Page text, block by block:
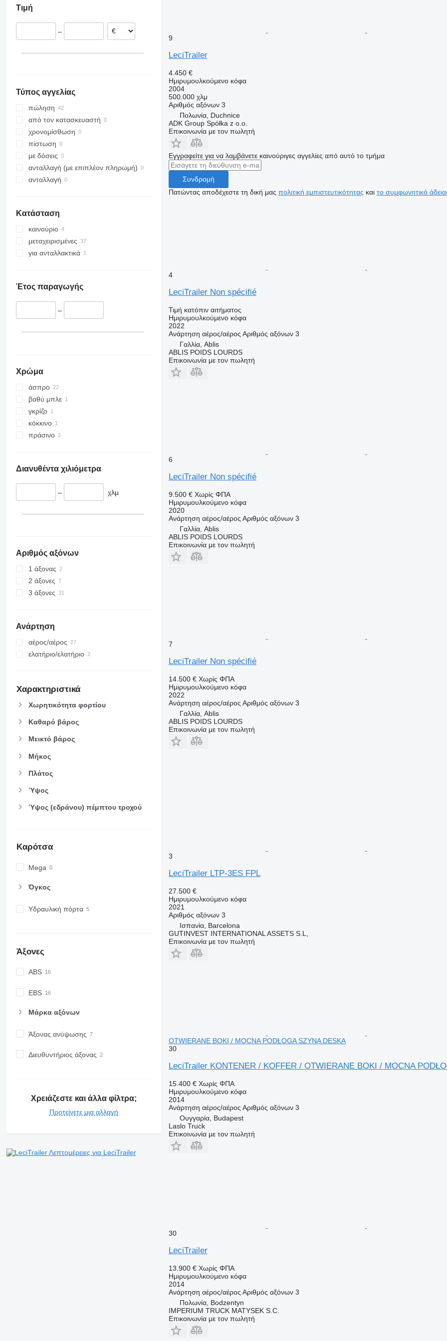
Ρουμανία
Ισπανία
Τιμή
–
Τύπος αγγελίας
πώληση
από τον κατασκευαστή
χρονομίσθωση
πίστωση
με δόσεις
ανταλλαγή (με επιπλέον πληρωμή)
ανταλλαγή
Κατάσταση
καινούριο
μεταχειρισμένες
για ανταλλακτικά
Έτος παραγωγής
–
Χρώμα
άσπρο
βαθύ μπλε
γκρίζο
κόκκινο
πράσινο
Διανυθέντα χιλιόμετρα
– χλμ
Αριθμός αξόνων
1 άξονας
2 άξονες
3 άξονες
Ανάρτηση
αέρος/αέρος
ελατήριο/ελατήριο
Χαρακτηριστικά
Χωρητικότητα φορτίου
Καθαρό βάρος
Μεικτό βάρος
Μήκος
Πλάτος
Ύψος
Ύψος (εδράνου) πέμπτου τροχού
Καρότσα
Mega
Όγκος
Υδραυλική πόρτα
Άξονες
ABS
EBS
Μάρκα αξόνων
Άξονας ανύψωσης
Διευθυντήριος άξονας
Χρειάζεστε και άλλα φίλτρα;
Προτείνετε μια αλλαγή
Λεπτομέρειες για LeciTrailer
9
LeciTrailer
4.450 €
Ημιρυμουλκούμενο κόφα
2004
500.000 χλμ
Αριθμός αξόνων 3
Πολωνία, Duchnice
ADK Group Spółka z o.o.
Επικοινωνία με τον πωλητή
Εγγραφείτε για να λαμβάνετε καινούριγες αγγελίες από αυτό το τμήμα
Συνδρομή
Πατώντας αποδέχεστε τη δική μας πολιτική εμπιστευτικότητας και το συμφωνητικό
4
LeciTrailer Non spécifié
Τιμή κατόπιν αιτήματος
Ημιρυμουλκούμενο κόφα
2022
Ανάρτηση αέρος/αέρος Αριθμός αξόνων 3
Γαλλία, Ablis
ABLIS POIDS LOURDS
Επικοινωνία με τον πωλητή
6
LeciTrailer Non spécifié
9.500 € Χωρίς ΦΠΑ
Ημιρυμουλκούμενο κόφα
2020
Ανάρτηση αέρος/αέρος Αριθμός αξόνων 3
Γαλλία, Ablis
ABLIS POIDS LOURDS
Επικοινωνία με τον πωλητή
7
LeciTrailer Non spécifié
14.500 € Χωρίς ΦΠΑ
Ημιρυμουλκούμενο κόφα
2022
Ανάρτηση αέρος/αέρος Αριθμός αξόνων 3
Γαλλία, Ablis
ABLIS POIDS LOURDS
Επικοινωνία με τον πωλητή
3
LeciTrailer LTP-3ES FPL
27.500 €
Ημιρυμουλκούμενο κόφα
2021
Αριθμός αξόνων 3
Ισπανία, Barcelona
GUTINVEST INTERNATIONAL ASSETS S.L,
Επικοινωνία με τον πωλητή
OTWIERANE BOKI / MOCNA PODŁOGA SZYNA DESKA
30
LeciTrailer KONTENER / KOFFER / OTWIERANE BOKI / MOCNA
15.400 € Χωρίς ΦΠΑ
Ημιρυμουλκούμενο κόφα
2014
Ανάρτηση αέρος/αέρος Αριθμός αξόνων 3
Ουγγαρία, Budapest
Laslo Truck
Επικοινωνία με τον πωλητή
30
LeciTrailer
13.900 € Χωρίς ΦΠΑ
Ημιρυμουλκούμενο κόφα
2014
Ανάρτηση αέρος/αέρος Αριθμός αξόνων 3
Πολωνία, Bodzentyn
IMPERIUM TRUCK MATYSEK S.C.
Επικοινωνία με τον πωλητή